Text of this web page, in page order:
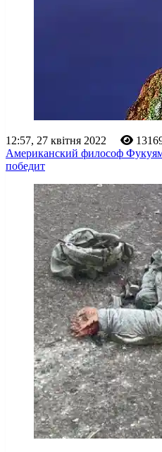
12:57, 27 квітня 2022
Американский философ
победит